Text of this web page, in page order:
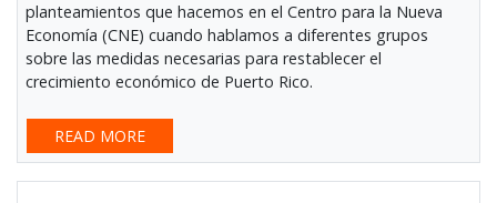
planteamientos que hacemos en el Centro para la Nueva
Economía (CNE) cuando hablamos a diferentes grupos
sobre las medidas necesarias para restablecer el
crecimiento económico de Puerto Rico.
READ MORE